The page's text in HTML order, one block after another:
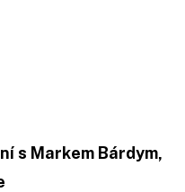
s Markem Bárdym,